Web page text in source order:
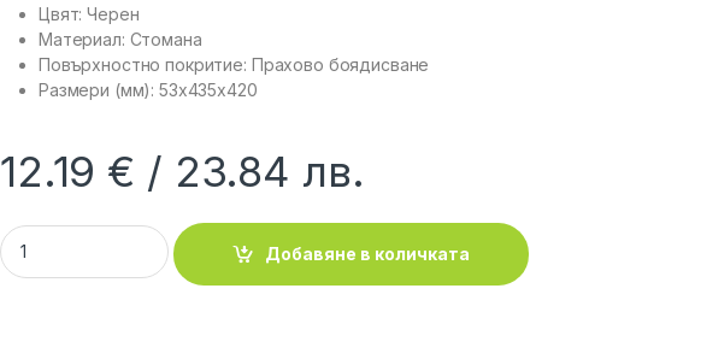
Цвят: Черен
Материал: Стомана
Повърхностно покритие: Прахово боядисване
Размери (мм): 53x435x420
12.19 € 23.84 лв.
SBOX PLB-2544T-2 :: Стойка за LCD (стенна) 32“ – 70“ до 45 кг, черна quantity
Добавяне в количката